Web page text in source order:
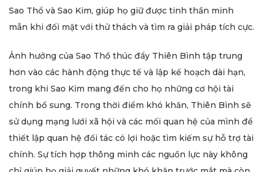
Sao Thổ và Sao Kim, giúp họ giữ được tinh thần minh
mẫn khi đối mặt với thử thách và tìm ra giải pháp tích cực.
Ảnh hưởng của Sao Thổ thúc đẩy Thiên Bình tập trung
hơn vào các hành động thực tế và lập kế hoạch dài hạn,
trong khi Sao Kim mang đến cho họ những cơ hội tài
chính bổ sung. Trong thời điểm khó khăn, Thiên Bình sẽ
sử dụng mạng lưới xã hội và các mối quan hệ của mình để
thiết lập quan hệ đối tác có lợi hoặc tìm kiếm sự hỗ trợ tài
chính. Sự tích hợp thông minh các nguồn lực này không